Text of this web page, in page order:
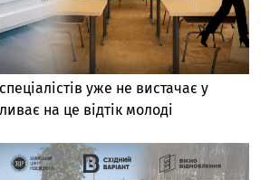
уже не вистачає у
на це відтік молоді